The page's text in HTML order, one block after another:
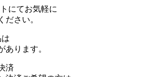
にてお気軽に
ださい。
あります。
済